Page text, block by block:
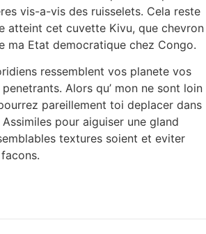
vis-a-vis des ruisselets. Cela reste
atteint cet cuvette Kivu, que chevron
ma Etat democratique chez Congo.
ressemblent vos planete vos
Alors qu’ mon ne sont loin
pareillement toi deplacer dans
pour aiguiser une gland
textures soient et eviter